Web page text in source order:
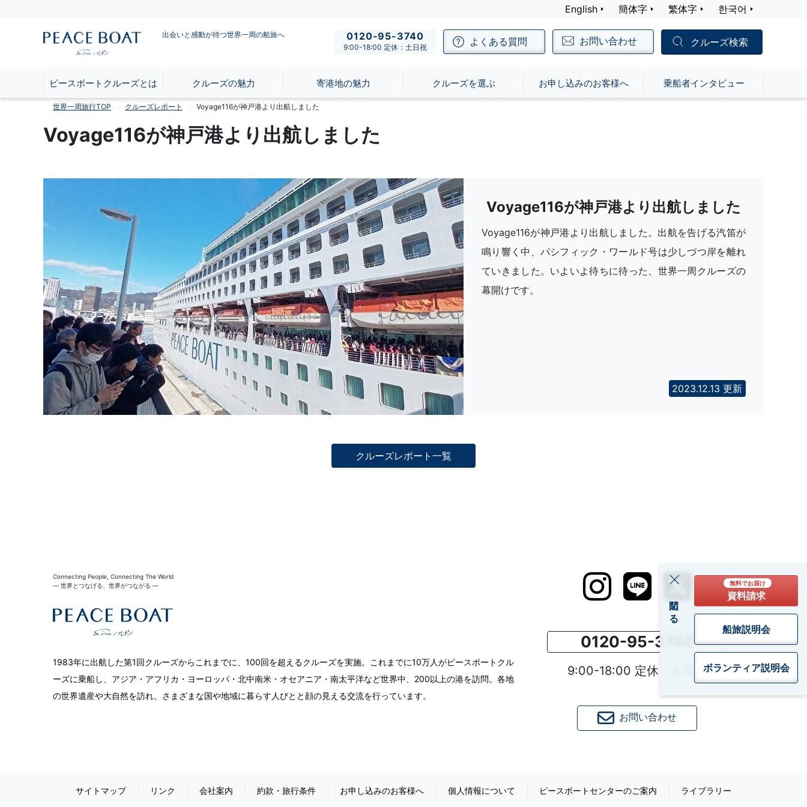
English 簡体字 繁体字 한국어
出会いと感動が待つ世界一周の船旅へ 0120-95-3740
9:00-18:00 定休：土日祝 よくある質問 お問い合わせ クルーズ検索
ピースボートクルーズとは クルーズの魅力 寄港地の魅力 クルーズを選ぶ お申し込みのお客様へ 乗船者インタビュー
閉じる
無料でお届け
資料請求
船旅説明会
ボランティア説明会
世界一周旅行TOP クルーズレポート Voyage116が神戸港より出航しました
Voyage116が神戸港より出航しました
Voyage116が神戸港より出航しました
Voyage116が神戸港より出航しました。出航を告げる汽笛が
鳴り響く中、パシフィック・ワールド号は少しづつ岸を離れ
ていきました。いよいよ待ちに待った、世界一周クルーズの
幕開けです。
2023.12.13 更新
クルーズレポート一覧
0120-95-3740
9:00-18:00 定休：土日祝
お問い合わせ
Connecting People, Connecting The World
― 世界とつなげる、世界がつながる ―
1983年に出航した第1回クルーズからこれまでに、100回を超えるクルーズを実施。これまでに10万人がピースボートクル
ーズに乗船し、アジア・アフリカ・ヨーロッパ・北中南米・オセアニア・南太平洋など世界中、200以上の港を訪問。各地
の世界遺産や大自然を訪れ、さまざまな国や地域に暮らす人びとと顔の見える交流を行っています。
サイトマップ リンク 会社案内 約款・旅行条件 お申し込みのお客様へ 個人情報について ピースボートセンターのご案内 ライブラリー